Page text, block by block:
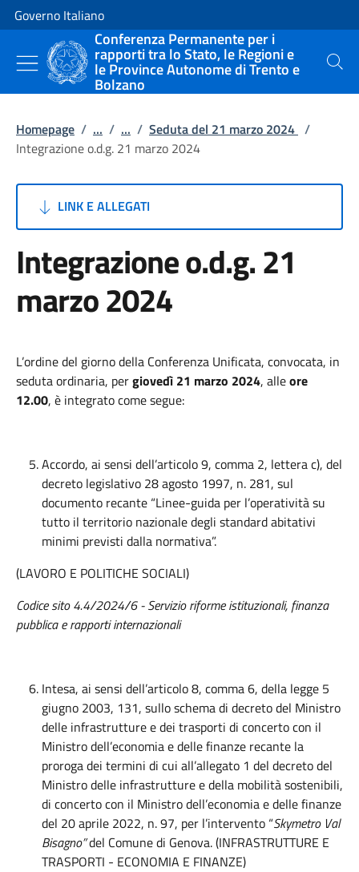
Vai al contenuto
Vai alla navigazione del sito
Governo Italiano
Conferenza Permanente per i
rapporti tra lo Stato, le Regioni e
le Province Autonome di Trento e
Bolzano
Cerca
Homepage / ... / ... / Seduta del 21 marzo 2024 /
Integrazione o.d.g. 21 marzo 2024
LINK E ALLEGATI
Integrazione o.d.g. 21
marzo 2024
L’ordine del giorno della Conferenza Unificata, convocata, in
seduta ordinaria, pergiovedì 21 marzo 2024, alleore
12.00, è integrato come segue:
Accordo, ai sensi dell’articolo 9, comma 2, lettera c), del
decreto legislativo 28 agosto 1997, n. 281, sul
documento recante “Linee-guida per l’operatività su
tutto il territorio nazionale degli standard abitativi
minimi previsti dalla normativa”.
(LAVORO E POLITICHE SOCIALI)
Codice sito 4.4/2024/6 - Servizio riforme istituzionali, finanza
pubblica e rapporti internazionali
Intesa, ai sensi dell’articolo 8, comma 6, della legge 5
giugno 2003, 131, sullo schema di decreto del Ministro
delle infrastrutture e dei trasporti di concerto con il
Ministro dell’economia e delle finanze recante la
proroga dei termini di cui all’allegato 1 del decreto del
Ministro delle infrastrutture e della mobilità sostenibili,
di concerto con il Ministro dell’economia e delle finanze
del 20 aprile 2022, n. 97, per l’intervento “Skymetro Val
Bisagno”del Comune di Genova. (INFRASTRUTTURE E
TRASPORTI - ECONOMIA E FINANZE)